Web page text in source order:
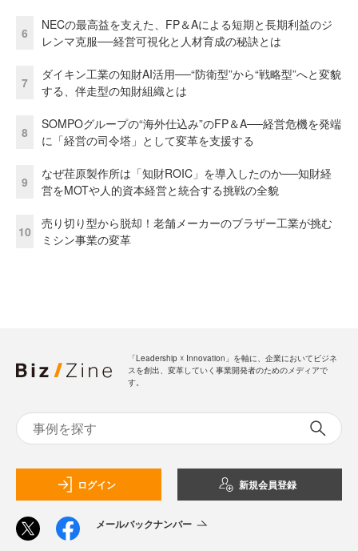
6
NECの最高益を支えた、FP＆Aによる短期と長期利益のジ
レンマ克服──経営可視化と人材育成の秘訣とは
7
ダイキン工業の知財AI活用──“防衛型”から“戦略型”へと変貌
する、伴走型の知財組織とは
8
SOMPOグループの“海外仕込み”のFP＆A──経営危機を発端
に「経営の司令塔」として変革を支援する
9
なぜ荏原製作所は「知財ROIC」を導入したのか──知財経
営をMOTや人的資本経営と統合する挑戦の全貌
10
売り切り型から脱却！老舗メーカーのブラザー工業が挑む
ミシン事業の変革
「Leadership ☓ Innovation」を軸に、企業においてビジネ
スを創出、変革していく事業開発者のためのメディアで
す。
ログイン 新規会員登録
メールバックナンバー